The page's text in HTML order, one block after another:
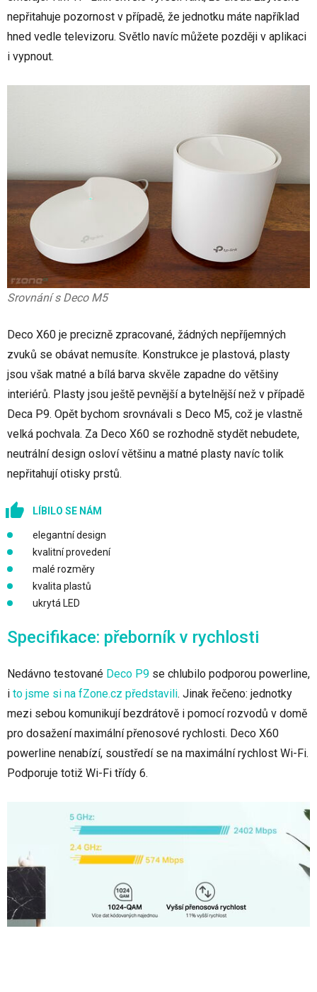
nepřitahuje pozornost v případě, že jednotku máte například
hned vedle televizoru. Světlo navíc můžete později v aplikaci
i vypnout.
Srovnání s Deco M5
Deco X60 je precizně zpracované, žádných nepříjemných
zvuků se obávat nemusíte. Konstrukce je plastová, plasty
jsou však matné a bílá barva skvěle zapadne do většiny
interiérů. Plasty jsou ještě pevnější a bytelnější než v případě
Deca P9. Opět bychom srovnávali s Deco M5, což je vlastně
velká pochvala. Za Deco X60 se rozhodně stydět nebudete,
neutrální design osloví většinu a matné plasty navíc tolik
nepřitahují otisky prstů.
LÍBILO SE NÁM
elegantní design
kvalitní provedení
malé rozměry
kvalita plastů
ukrytá LED
Specifikace: přeborník v rychlosti
Nedávno testované Deco P9 se chlubilo podporou powerline,
i to jsme si na fZone.cz představili. Jinak řečeno: jednotky
mezi sebou komunikují bezdrátově i pomocí rozvodů v domě
pro dosažení maximální přenosové rychlosti. Deco X60
powerline nenabízí, soustředí se na maximální rychlost Wi-Fi.
Podporuje totiž Wi-Fi třídy 6.